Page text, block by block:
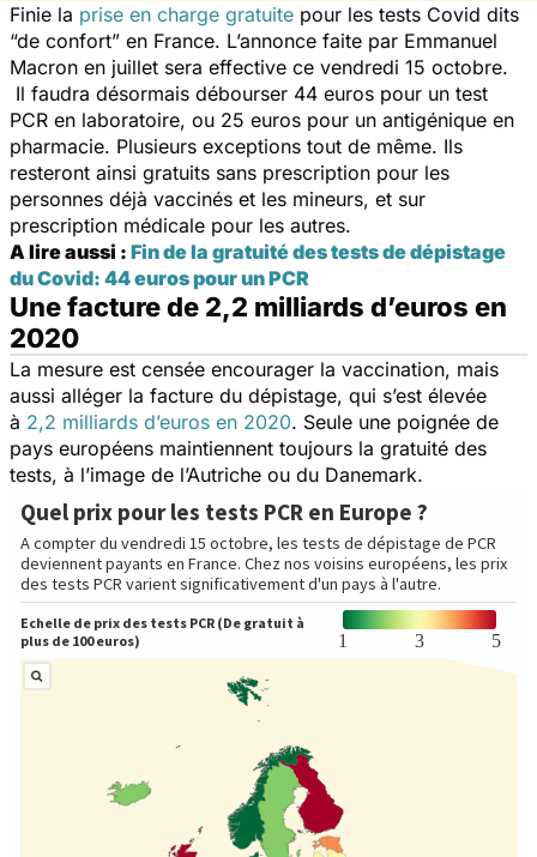
Finie la prise en charge gratuite pour les tests Covid dits
“de confort” en France. L’annonce faite par Emmanuel
Macron en juillet sera effective ce vendredi 15 octobre.
Il faudra désormais débourser 44 euros pour un test
PCR en laboratoire, ou 25 euros pour un antigénique en
pharmacie. Plusieurs exceptions tout de même. Ils
resteront ainsi gratuits sans prescription pour les
personnes déjà vaccinés et les mineurs, et sur
prescription médicale pour les autres.
A lire aussi : Fin de la gratuité des tests de dépistage
du Covid: 44 euros pour un PCR
Une facture de 2,2 milliards d’euros en
2020
La mesure est censée encourager la vaccination, mais
aussi alléger la facture du dépistage, qui s’est élevée
à 2,2 milliards d’euros en 2020. Seule une poignée de
pays européens maintiennent toujours la gratuité des
tests, à l’image de l’Autriche ou du Danemark.